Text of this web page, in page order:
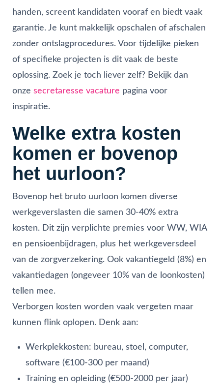
handen, screent kandidaten vooraf en biedt vaak
garantie. Je kunt makkelijk opschalen of afschalen
zonder ontslagprocedures. Voor tijdelijke pieken
of specifieke projecten is dit vaak de beste
oplossing. Zoek je toch liever zelf? Bekijk dan
onze secretaresse vacature pagina voor
inspiratie.
Welke extra kosten
komen er bovenop
het uurloon?
Bovenop het bruto uurloon komen diverse
werkgeverslasten die samen 30-40% extra
kosten. Dit zijn verplichte premies voor WW, WIA
en pensioenbijdragen, plus het werkgeversdeel
van de zorgverzekering. Ook vakantiegeld (8%) en
vakantiedagen (ongeveer 10% van de loonkosten)
tellen mee.
Verborgen kosten worden vaak vergeten maar
kunnen flink oplopen. Denk aan:
Werkplekkosten: bureau, stoel, computer,
software (€100-300 per maand)
Training en opleiding (€500-2000 per jaar)